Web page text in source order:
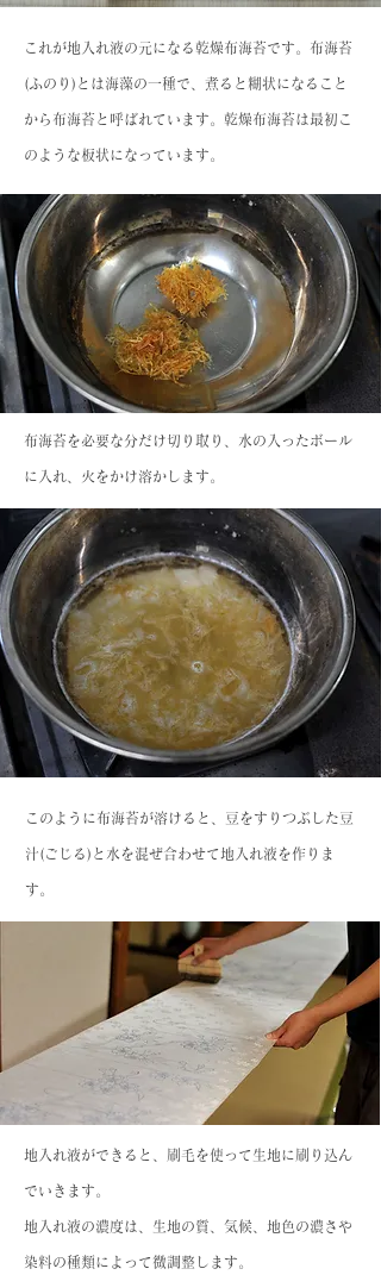
これが地入れ液の元になる乾燥布海苔です。布海苔
(ふのり)とは海藻の一種で、煮ると糊状になること
から布海苔と呼ばれています。乾燥布海苔は最初こ
のような板状になっています。
布海苔を必要な分だけ切り取り、水の入ったボール
に入れ、火をかけ溶かします。
このように布海苔が溶けると、豆をすりつぶした豆
汁(ごじる)と水を混ぜ合わせて地入れ液を作りま
す。
地入れ液ができると、刷毛を使って生地に刷り込ん
でいきます。
地入れ液の濃度は、生地の質、気候、地色の濃さや
染料の種類によって微調整します。